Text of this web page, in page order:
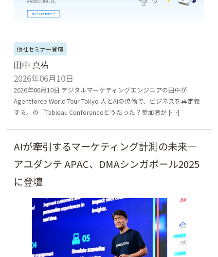
Google動向
Power BI
SERPsMAX
Tableau
イベントレポート
インタビュー
コンテンツマーケティング
スマホ・アプリ計測
ダッシュボード
データフィード広告
デジタル広告
ブランド支援
他社セミナー登壇
Jose Uzcategui
粂野 三佳
プン ジャスパー（Jasper Poon）
渡辺 麻実子
宮里 茉莉奈
高橋 智子
片岡 崇史
太田 正幸
安川 洋
ザンノーニ・ダリオ （Dario Zannoni）
黒島 正貴
和田 浩希
金 はる香
塚本 和義
渥美 祐輔
Cameron Yozin
大浦 功治
他社セミナー登壇
田中 真祐
2026年06月10日
2026年06月10日 デジタルマーケティングエンジニアの田中が
Agentforce World Tour Tokyo 人とAIの協働で、ビジネスを再定義
する。の「Tableau Conferenceどうだった？参加者が […]
AIが牽引するマーケティング計測の未来―
アユダンテ APAC、DMAシンガポール2025
に登壇